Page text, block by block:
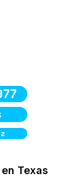
Texas